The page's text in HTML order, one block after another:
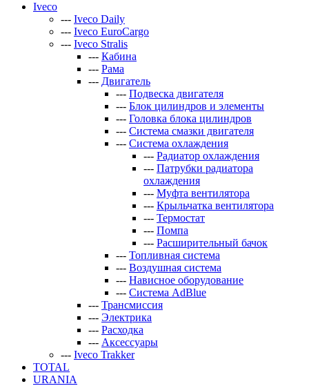
Iveco
--- Iveco Daily
--- Iveco EuroCargo
--- Iveco Stralis
--- Кабина
--- Рама
--- Двигатель
--- Подвеска двигателя
--- Блок цилиндров и элементы
--- Головка блока цилиндров
--- Система смазки двигателя
--- Система охлаждения
--- Радиатор охлаждения
--- Патрубки радиатора
охлаждения
--- Муфта вентилятора
--- Крыльчатка вентилятора
--- Термостат
--- Помпа
--- Расширительный бачок
--- Топливная система
--- Воздушная система
--- Нависное оборудование
--- Система AdBlue
--- Трансмиссия
--- Электрика
--- Расходка
--- Аксессуары
--- Iveco Trakker
TOTAL
URANIA